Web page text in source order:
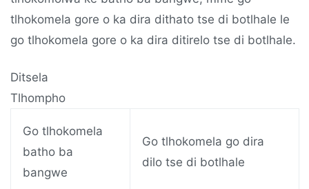
tlhokomela gore o ka dira dithato tse di botlhale le
go tlhokomela gore o ka dira ditirelo tse di botlhale.
Ditsela
Tlhompho
Go tlhokomela
batho ba
bangwe
Go tlhokomela go dira
dilo tse di botlhale